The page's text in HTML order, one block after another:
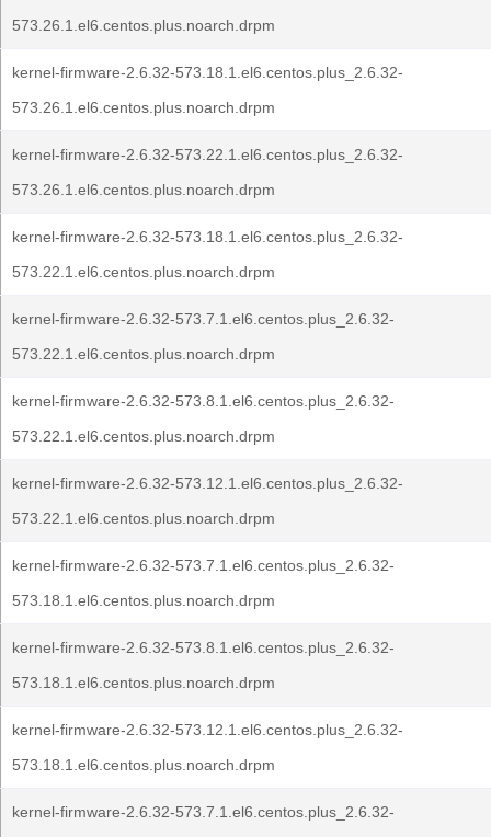
573.26.1.el6.centos.plus.noarch.drpm
kernel-firmware-2.6.32-573.18.1.el6.centos.plus_2.6.32-
573.26.1.el6.centos.plus.noarch.drpm
kernel-firmware-2.6.32-573.22.1.el6.centos.plus_2.6.32-
573.26.1.el6.centos.plus.noarch.drpm
kernel-firmware-2.6.32-573.18.1.el6.centos.plus_2.6.32-
573.22.1.el6.centos.plus.noarch.drpm
kernel-firmware-2.6.32-573.7.1.el6.centos.plus_2.6.32-
573.22.1.el6.centos.plus.noarch.drpm
kernel-firmware-2.6.32-573.8.1.el6.centos.plus_2.6.32-
573.22.1.el6.centos.plus.noarch.drpm
kernel-firmware-2.6.32-573.12.1.el6.centos.plus_2.6.32-
573.22.1.el6.centos.plus.noarch.drpm
kernel-firmware-2.6.32-573.7.1.el6.centos.plus_2.6.32-
573.18.1.el6.centos.plus.noarch.drpm
kernel-firmware-2.6.32-573.8.1.el6.centos.plus_2.6.32-
573.18.1.el6.centos.plus.noarch.drpm
kernel-firmware-2.6.32-573.12.1.el6.centos.plus_2.6.32-
573.18.1.el6.centos.plus.noarch.drpm
kernel-firmware-2.6.32-573.7.1.el6.centos.plus_2.6.32-